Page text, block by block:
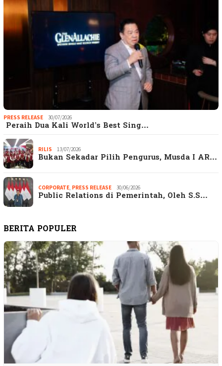
PRESS RELEASE 30/07/2026
Peraih Dua Kali World’s Best Sing…
RILIS 13/07/2026
Bukan Sekadar Pilih Pengurus, Musda I AR…
CORPORATE, PRESS RELEASE 30/06/2026
Public Relations di Pemerintah, Oleh S.S…
BERITA POPULER